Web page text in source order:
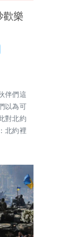
歡樂
伴們這
以為可
對北約
北約裡